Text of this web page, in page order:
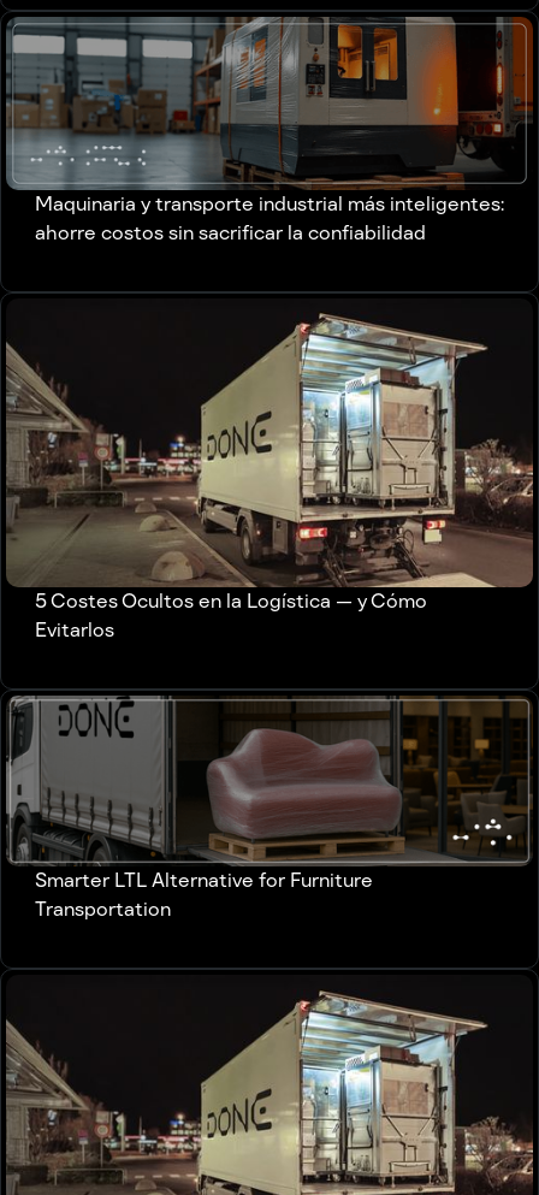
Maquinaria y transporte industrial más inteligentes:
ahorre costos sin sacrificar la confiabilidad
5 Costes Ocultos en la Logística — y Cómo
Evitarlos
Smarter LTL Alternative for Furniture
Transportation